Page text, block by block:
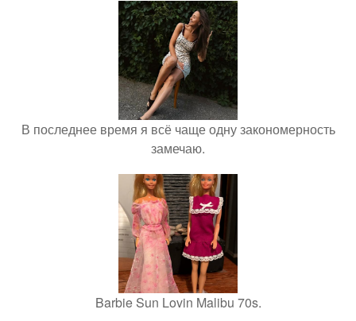
В последнее время я всё чаще одну закономерность
замечаю.
Barbie Sun Lovin Malibu 70s.